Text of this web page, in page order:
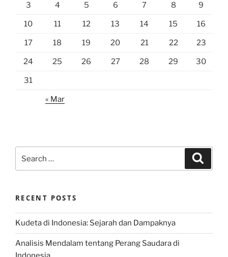
3 4 5 6 7 8 9
10 11 12 13 14 15 16
17 18 19 20 21 22 23
24 25 26 27 28 29 30
31
« Mar
for:
RECENT POSTS
Kudeta di Indonesia: Sejarah dan Dampaknya
Analisis Mendalam tentang Perang Saudara di